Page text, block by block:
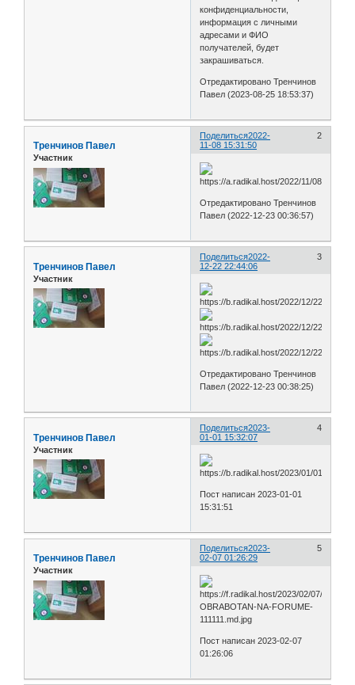
конфиденциальности,
информация с личными
адресами и ФИО
получателей, будет
закрашиваться.
Отредактировано Тренчинов
Павел (2023-08-25 18:53:37)
Поделиться 2
2022-
11-08 15:31:50
Тренчинов Павел
Участник
Отредактировано Тренчинов
Павел (2022-12-23 00:36:57)
Поделиться 3
2022-
12-22 22:44:06
Тренчинов Павел
Участник
Отредактировано Тренчинов
Павел (2022-12-23 00:38:25)
Поделиться 4
2023-
01-01 15:32:07
Тренчинов Павел
Участник
Пост написан 2023-01-01
15:31:51
Поделиться 5
2023-
02-07 01:26:29
Тренчинов Павел
Участник
Пост написан 2023-02-07
01:26:06